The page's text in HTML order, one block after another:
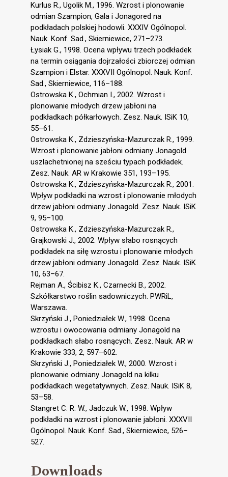
Kurlus R., Ugolik M., 1996. Wzrost i plonowanie
odmian Szampion, Gala i Jonagored na
podkładach polskiej hodowli. XXXIV Ogólnopol.
Nauk. Konf. Sad., Skierniewice, 271–273.
Łysiak G., 1998. Ocena wpływu trzech podkładek
na termin osiągania dojrzałości zbiorczej odmian
Szampion i Elstar. XXXVII Ogólnopol. Nauk. Konf.
Sad., Skierniewice, 116–188.
Ostrowska K., Ochmian I., 2002. Wzrost i
plonowanie młodych drzew jabłoni na
podkładkach półkarłowych. Zesz. Nauk. ISiK 10,
55–61.
Ostrowska K., Zdzieszyńska-Mazurczak R., 1999.
Wzrost i plonowanie jabłoni odmiany Jonagold
uszlachetnionej na sześciu typach podkładek.
Zesz. Nauk. AR w Krakowie 351, 193–195.
Ostrowska K., Zdzieszyńska-Mazurczak R., 2001.
Wpływ podkładki na wzrost i plonowanie młodych
drzew jabłoni odmiany Jonagold. Zesz. Nauk. ISiK
9, 95–100.
Ostrowska K., Zdzieszyńska-Mazurczak R.,
Grajkowski J., 2002. Wpływ słabo rosnących
podkładek na siłę wzrostu i plonowanie młodych
drzew jabłoni odmiany Jonagold. Zesz. Nauk. ISiK
10, 63–67.
Rejman A., Ścibisz K., Czarnecki B., 2002.
Szkółkarstwo roślin sadowniczych. PWRiL,
Warszawa.
Skrzyński J., Poniedziałek W., 1998. Ocena
wzrostu i owocowania odmiany Jonagold na
podkładkach słabo rosnących. Zesz. Nauk. AR w
Krakowie 333, 2, 597–602.
Skrzyński J., Poniedziałek W., 2000. Wzrost i
plonowanie odmiany Jonagold na kilku
podkładkach wegetatywnych. Zesz. Nauk. ISiK 8,
53–58.
Stangret C. R. W., Jadczuk W., 1998. Wpływ
podkładki na wzrost i plonowanie jabłoni. XXXVII
Ogólnopol. Nauk. Konf. Sad., Skierniewice, 526–
527.
Downloads